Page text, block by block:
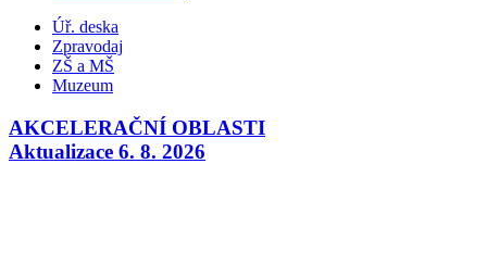
Úř. deska
Zpravodaj
ZŠ a MŠ
Muzeum
AKCELERAČNÍ OBLASTI
Aktualizace 6. 8. 2026